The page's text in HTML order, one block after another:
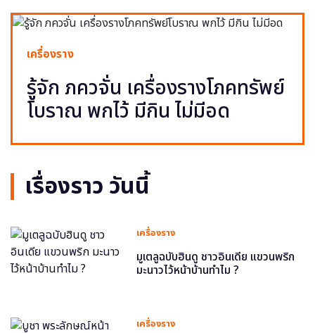
เครื่องราง
รู้จัก ภควจั่น เครื่องรางโภคทรัพย์
โบราณ พกไว้ มีกิน ไม่มีอด
เรื่องราว วันนี้
เครื่องราง
มูเตลูฉบับฮินดู ชาวอินเดีย แขวนพริก
มะนาวไว้หน้าบ้านทำไม ?
เครื่องราง